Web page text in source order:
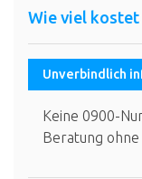
Wie viel kostet
Unverbindlich
Keine 0900-
Beratung